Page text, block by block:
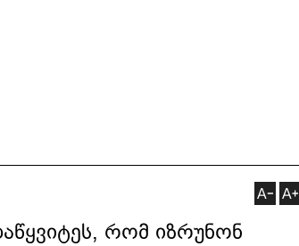
რომ იზრუნონ